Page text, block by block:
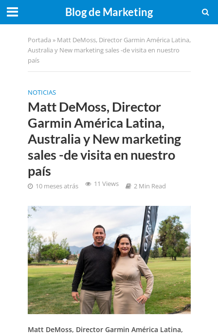
Blog de Marketing
Portada » Matt DeMoss, Director Garmin América Latina,
Australia y New marketing sales -de visita en nuestro
país
NOTICIAS
Matt DeMoss, Director
Garmin América Latina,
Australia y New marketing
sales -de visita en nuestro
país
10 meses atrás 11 Views 2 Min Read
Matt DeMoss, Director Garmin América Latina,